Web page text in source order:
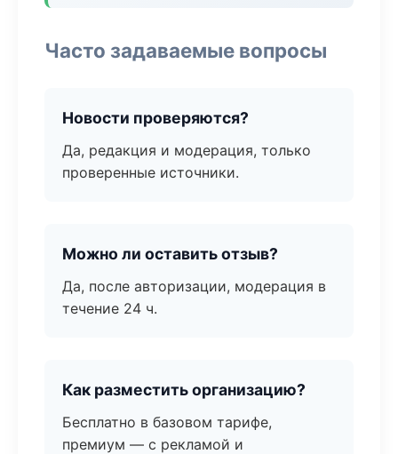
Часто задаваемые вопросы
Новости проверяются?
Да, редакция и модерация, только
проверенные источники.
Можно ли оставить отзыв?
Да, после авторизации, модерация в
течение 24 ч.
Как разместить организацию?
Бесплатно в базовом тарифе,
премиум — с рекламой и